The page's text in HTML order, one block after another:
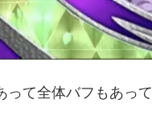
て全体バフもあっ